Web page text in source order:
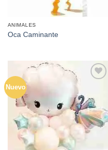
ANIMALES
Oca Caminante
Nuevo
lista de
deseos